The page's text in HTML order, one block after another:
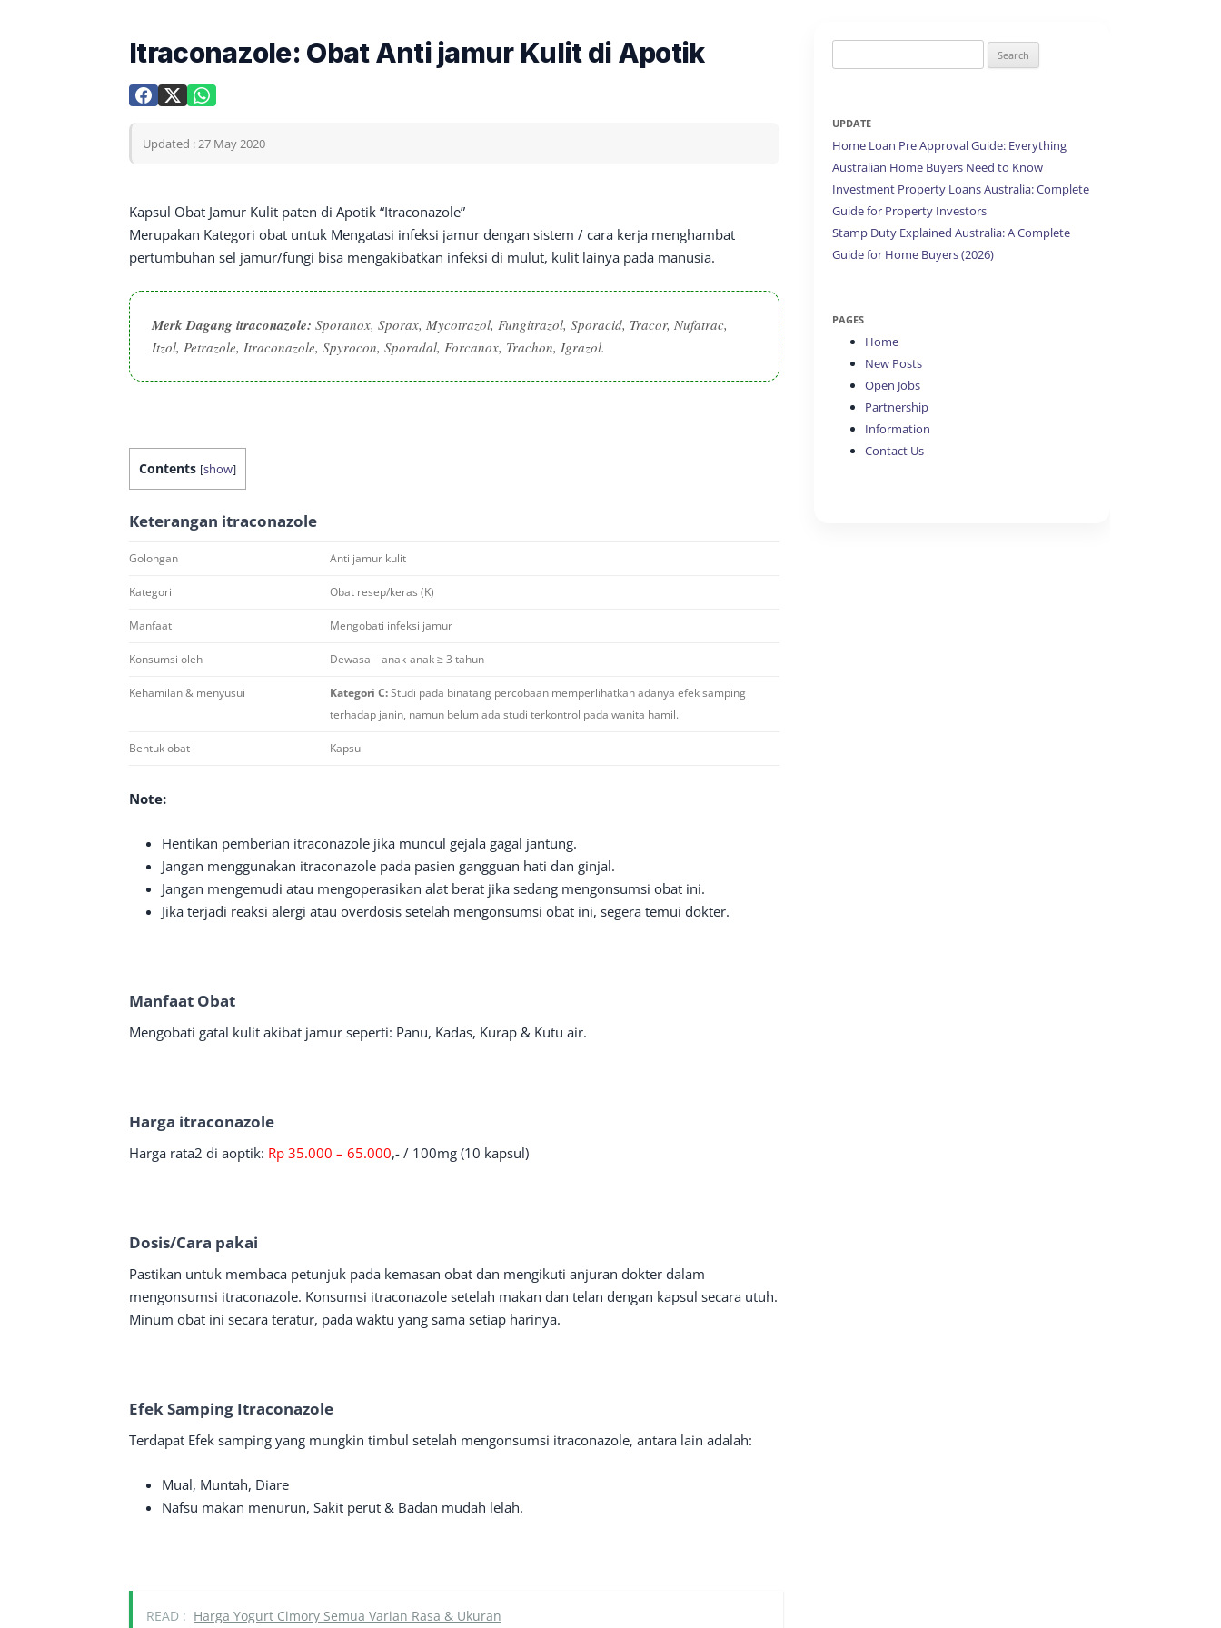
Itraconazole: Obat Anti jamur Kulit di Apotik
Updated : 27 May 2020
Kapsul Obat Jamur Kulit paten di Apotik “Itraconazole”
Merupakan Kategori obat untuk Mengatasi infeksi jamur dengan sistem / cara kerja menghambat
pertumbuhan sel jamur/fungi bisa mengakibatkan infeksi di mulut, kulit lainya pada manusia.
Merk Dagang itraconazole: Sporanox, Sporax, Mycotrazol, Fungitrazol, Sporacid, Tracor, Nufatrac,
Itzol, Petrazole, Itraconazole, Spyrocon, Sporadal, Forcanox, Trachon, Igrazol.
Contents [show]
Keterangan itraconazole
Golongan Anti jamur kulit
Kategori Obat resep/keras (K)
Manfaat Mengobati infeksi jamur
Konsumsi oleh Dewasa – anak-anak ≥ 3 tahun
Kehamilan & menyusui Kategori C:Studi pada binatang percobaan memperlihatkan adanya efek samping
terhadap janin, namun belum ada studi terkontrol pada wanita hamil.
Bentuk obat Kapsul
Note:
Hentikan pemberian itraconazole jika muncul gejala gagal jantung.
Jangan menggunakan itraconazole pada pasien gangguan hati dan ginjal.
Jangan mengemudi atau mengoperasikan alat berat jika sedang mengonsumsi obat ini.
Jika terjadi reaksi alergi atau overdosis setelah mengonsumsi obat ini, segera temui dokter.
Manfaat Obat
Mengobati gatal kulit akibat jamur seperti: Panu, Kadas, Kurap & Kutu air.
Harga itraconazole
Harga rata2 di aoptik: Rp 35.000 – 65.000,- / 100mg (10 kapsul)
Dosis/Cara pakai
Pastikan untuk membaca petunjuk pada kemasan obat dan mengikuti anjuran dokter dalam
mengonsumsi itraconazole. Konsumsi itraconazole setelah makan dan telan dengan kapsul secara utuh.
Minum obat ini secara teratur, pada waktu yang sama setiap harinya.
EfekSamping Itraconazole
Terdapat Efek samping yang mungkin timbul setelah mengonsumsi itraconazole, antara lain adalah:
Mual, Muntah, Diare
Nafsu makan menurun, Sakit perut & Badan mudah lelah.
READ : Harga Yogurt Cimory Semua Varian Rasa & Ukuran
for:
UPDATE
Home Loan Pre Approval Guide: Everything
Australian Home Buyers Need to Know
Investment Property Loans Australia: Complete
Guide for Property Investors
Stamp Duty Explained Australia: A Complete
Guide for Home Buyers (2026)
PAGES
Home
New Posts
Open Jobs
Partnership
Information
Contact Us